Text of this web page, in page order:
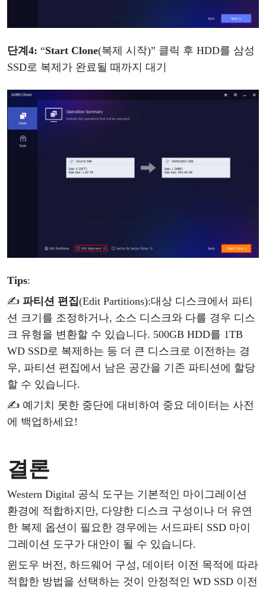
단계 4: “Start Clone(복제 시작)” 클릭 후 HDD를 삼성
SSD로 복제가 완료될 때까지 대기
Tips:
✍ 파티션 편집(Edit Partitions):대상 디스크에서 파티
션 크기를 조정하거나, 소스 디스크와 다를 경우 디스
크 유형을 변환할 수 있습니다. 500GB HDD를 1TB
WD SSD로 복제하는 등 더 큰 디스크로 이전하는 경
우, 파티션 편집 에서 남은 공간을 기존 파티션에 할당
할 수 있습니다.
✍ 예기치 못한 중단에 대비하여 중요 데이터는 사전
에 백업하세요 !
결론
Western Digital 공식 도구는 기본적인 마이그레이션
환경에 적합하지만, 다양한 디스크 구성이나 더 유연
한 복제 옵션이 필요한 경우에는 서드파티 SSD 마이
그레이션 도구가 대안이 될 수 있습니다.
윈도우 버전 , 하드웨어 구성, 데이터 이전 목적에 따라
적합한 방법을 선택하는 것이 안정적인 WD SSD 이전